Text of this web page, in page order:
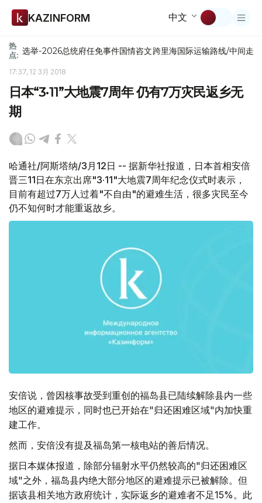
KAZINFORM 中文
热
点: 选举-2026总统府任免事件国情咨文跨里海国际运输路线/中间走廊
17:37, 12 3月 2018
日本“3·11”大地震7周年 仍有7万灾民返乡无
期
哈通社/阿斯塔纳/3月12日 -- 据新华社报道，日本首相安倍
晋三11日在东京出席"3·11"大地震7周年纪念仪式时表示，
目前有超过7万人过着"不自由"的避难生活，很多灾民至今
仍不知何时才能重返故乡。
安倍说，曾因核事故受到重创的福岛县已陆续解除县内一些
地区的避难提示，同时也已开始在"归还困难区域"内加快重
建工作。
然而，安倍没有提及福岛第一核电站的善后情况。
据日本媒体报道，除部分辐射水平仍然较高的"归还困难区
域"之外，福岛县内绝大部分地区的避难提示已被解除。但
据该县相关地方政府统计，实际返乡的避难者不足15%。此